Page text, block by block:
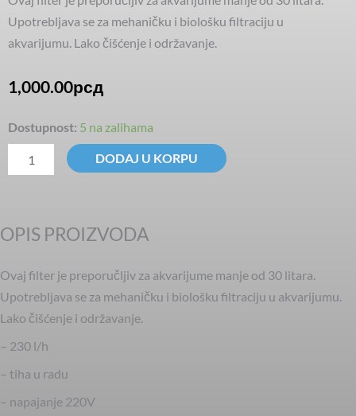
Upotrebljava se za mehaničku i biološku filtraciju u
akvarijumu. Lako čišćenje i održavanje.
1,000.00рсд
Dostupnost: 5 na zalihama
ATF-
301
Filter
DODAJ U KORPU
OPIS PROIZVODA
Ovaj filter je preporučljiv za akvarijume manje od 30 litara.
Upotrebljava se za mehaničku i biološku filtraciju u akvarijumu.
Lako čišćenje i održavanje.
– 230 l/h
– tiha u radu
– napajanje 220V